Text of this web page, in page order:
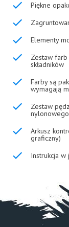
Piękne
Elementy
Zestaw
składników
Farby są
wymagają
Zestaw
Arkusz
graficzny)
Instrukcja w